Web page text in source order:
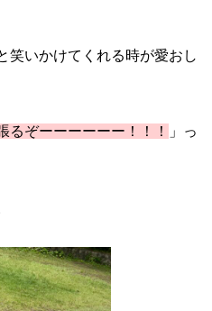
笑いかけてくれる時が愛おし
るぞーーーーーー！！！
」っ